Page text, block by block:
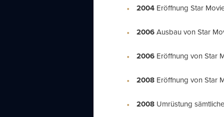
2004Eröffnung Star
2006Ausbau von Star
2006Eröffnung von Star
2008 Eröffnung von Star
2008Umrüstung